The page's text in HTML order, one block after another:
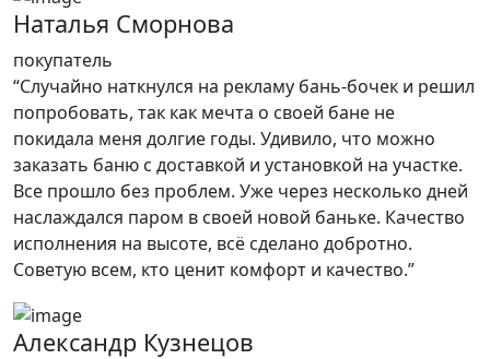
Наталья Сморнова
покупатель
“Случайно наткнулся на рекламу бань-бочек и решил
попробовать, так как мечта о своей бане не
покидала меня долгие годы. Удивило, что можно
заказать баню с доставкой и установкой на участке.
Все прошло без проблем. Уже через несколько дней
наслаждался паром в своей новой баньке. Качество
исполнения на высоте, всё сделано добротно.
Советую всем, кто ценит комфорт и качество.”
Александр Кузнецов